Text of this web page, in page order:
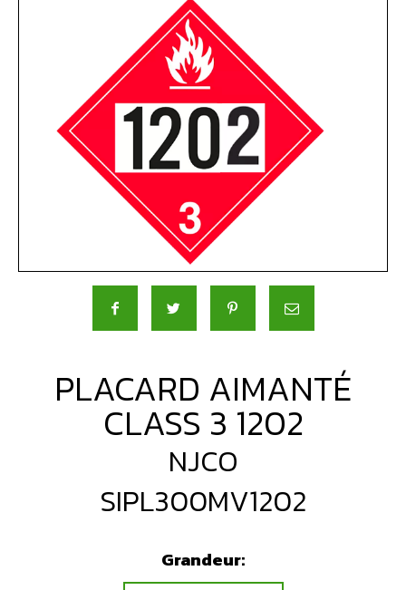
PLACARD AIMANTÉ
CLASS 3 1202
NJCO
SIPL300MV1202
Grandeur: